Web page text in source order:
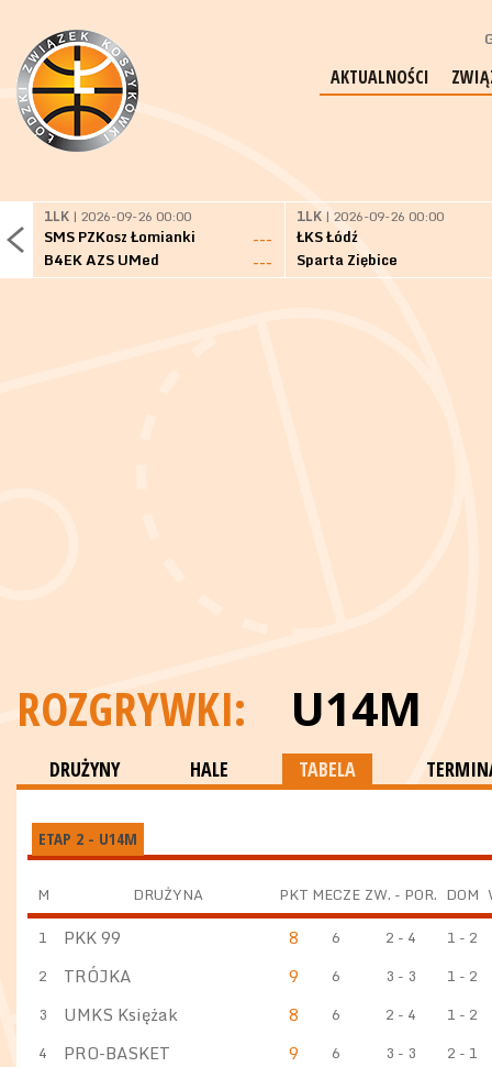
AKTUALNOŚCI
1LK | 2026-09-26 00:00
SMS PZKosz Łomianki
---
B4EK AZS UMed
---
1LK | 2026-09-26 00:00
ŁKS Łódź
Sparta Ziębice
ROZGRYWKI: U14M
DRUŻYNY HALE TABELA
ETAP 2 - U14M
M DRUŻYNA PKT MECZE ZW. - POR. DOM
1
PKK 99 8 6 2 - 4
1 - 2
2
TRÓJKA 9 6 3 - 3
1 - 2
3
UMKS Księżak 8 6 2 - 4
1 - 2
4
PRO-BASKET 9 6 3 - 3
2 - 1